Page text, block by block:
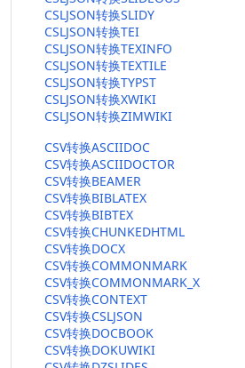
CSLJSON转换SLIDY
CSLJSON转换TEI
CSLJSON转换TEXINFO
CSLJSON转换TEXTILE
CSLJSON转换TYPST
CSLJSON转换XWIKI
CSLJSON转换ZIMWIKI
CSV转换ASCIIDOC
CSV转换ASCIIDOCTOR
CSV转换BEAMER
CSV转换BIBLATEX
CSV转换BIBTEX
CSV转换CHUNKEDHTML
CSV转换DOCX
CSV转换COMMONMARK
CSV转换COMMONMARK_X
CSV转换CONTEXT
CSV转换CSLJSON
CSV转换DOCBOOK
CSV转换DOKUWIKI